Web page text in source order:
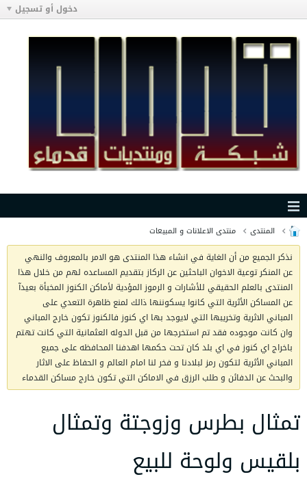
دخول أو تسجيل
المنتدى منتدى الاعلانات و المبيعات
نذكر الجميع من أن الغاية في انشاء هذا المنتدى هو الامر بالمعروف والنهي
عن المنكر توعية الاخوان الباحثين عن الركاز بتقديم المساعده لهم من خلال هذا
المنتدى بالعلم الحقيقي للأشارات و الرموز المؤدية لأماكن الكنوز المخبأة بعيدآ
عن المساكن الأثرية التي كانوا يسكوننها ذالك لمنع ظاهرة التعدي على
المباني الاثرية وتخريبها التي لايوجد بها اي كنوز فالكنوز تكون خارج المباني
وان كانت موجوده فقد تم استخرجها من قبل الدوله العثمانية التي كانت تهتم
باخراج اي كنوز في اي بلد كان تحت حكمها اهدفنا المحافظه على جميع
المباني الأثرية لتكون رمز لبلادنا و فخر لنا امام العالم و الحفاظ على الاثار
والبحث عن الدفائن و طلب الرزق في الاماكن التي تكون خارج مساكن القدماء
تمثال بطرس وزوجتة وتمثال
بلقيس ولوحة للبيع